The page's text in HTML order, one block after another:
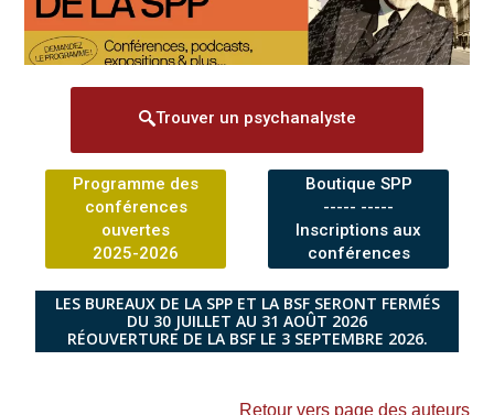
Trouver un psychanalyste
Programme des
conférences
ouvertes
2025-2026
Boutique SPP
----- -----
Inscriptions aux
conférences
LES BUREAUX DE LA SPP ET LA BSF SERONT FERMÉS
DU 30 JUILLET AU 31 AOÛT 2026
RÉOUVERTURE DE LA BSF LE 3 SEPTEMBRE 2026.
Retour vers page des auteurs